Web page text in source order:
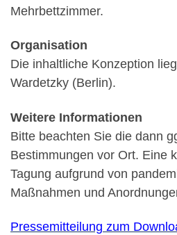
Mehrbettzimmer.
Organisation
Die inhaltliche Konzeption
Wardetzky (Berlin).
Weitere Informationen
Bitte beachten Sie die dann
Bestimmungen vor Ort. Eine
Tagung aufgrund von
Maßnahmen und
Pressemitteilung zum